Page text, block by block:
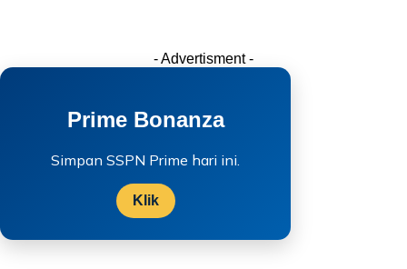
- Advertisment -
Prime Bonanza
Simpan SSPN Prime hari ini.
Klik